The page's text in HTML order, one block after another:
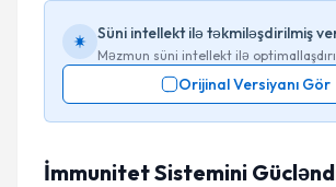
Süni intellekt ilə təkmiləşdirilmiş
Məzmun süni intellekt ilə
Orijinal Versiyanı Gör
İmmunitet Sistemini